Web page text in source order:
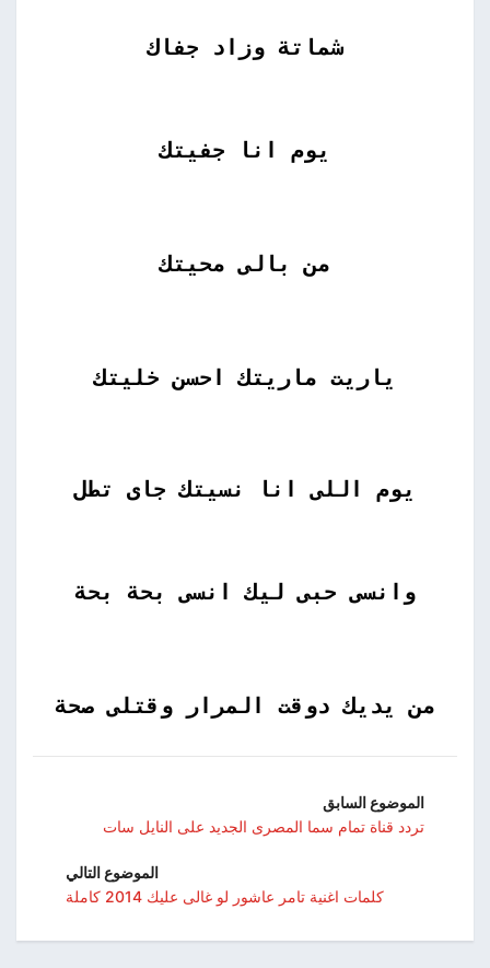
شماتة وزاد جفاك
يوم انا جفيتك
من بالى محيتك
ياريت ماريتك احسن خليتك
يوم اللى انا نسيتك جاى تطل
وانسى حبى ليك انسى بحة بحة
من يديك دوقت المرار وقتلى صحة
الموضوع السابق
تردد قناة تمام سما المصرى الجديد على النايل سات
الموضوع التالي
كلمات اغنية تامر عاشور لو غالى عليك 2014 كاملة